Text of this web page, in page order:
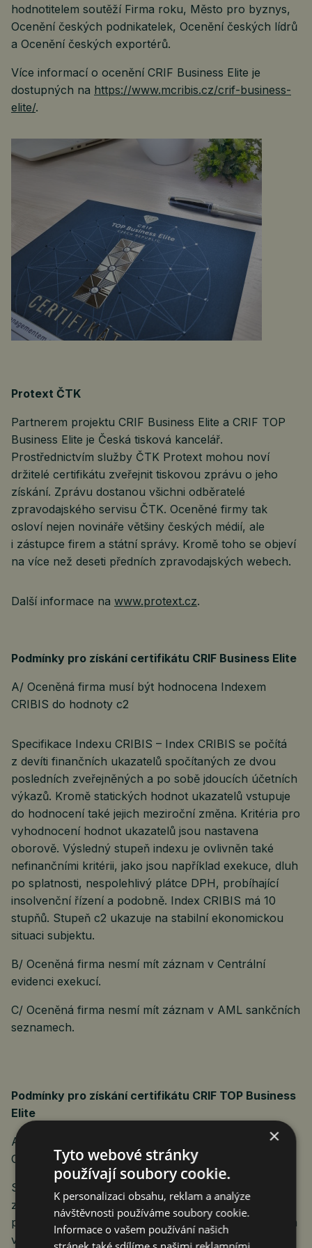
hodnotitelem soutěží Firma roku, Město pro byznys,
Ocenění českých podnikatelek, Ocenění českých lídrů
a Ocenění českých exportérů.
Více informací o ocenění CRIF Business Elite je
dostupných na https://www.mcribis.cz/crif-business-
elite/.
Protext ČTK
Partnerem projektu CRIF Business Elite a CRIF TOP
Business Elite je Česká tisková kancelář.
Prostřednictvím služby ČTK Protext mohou noví
držitelé certifikátu zveřejnit tiskovou zprávu o jeho
získání. Zprávu dostanou všichni odběratelé
zpravodajského servisu ČTK. Oceněné firmy tak
osloví nejen novináře většiny českých médií, ale
i zástupce firem a státní správy. Kromě toho se objeví
na více než deseti předních zpravodajských webech.
Další informace na www.protext.cz.
Podmínky pro získání certifikátu CRIF Business Elite
A/ Oceněná firma musí být hodnocena Indexem
CRIBIS do hodnoty c2
Specifikace Indexu CRIBIS – Index CRIBIS se počítá
z devíti finančních ukazatelů spočítaných ze dvou
posledních zveřejněných a po sobě jdoucích účetních
výkazů. Kromě statických hodnot ukazatelů vstupuje
do hodnocení také jejich meziroční změna. Kritéria pro
vyhodnocení hodnot ukazatelů jsou nastavena
oborově. Výsledný stupeň indexu je ovlivněn také
nefinančními kritérii, jako jsou například exekuce, dluh
po splatnosti, nespolehlivý plátce DPH, probíhající
insolvenční řízení a podobně. Index CRIBIS má 10
stupňů. Stupeň c2 ukazuje na stabilní ekonomickou
situaci subjektu.
B/ Oceněná firma nesmí mít záznam v Centrální
evidenci exekucí.
C/ Oceněná firma nesmí mít záznam v AML sankčních
seznamech.
Podmínky pro získání certifikátu CRIF TOP Business
Elite
A/ Oceněná firma musí být hodnocena Indexem
CRIBIS do hodnoty b2
Specifikace Indexu CRIBIS – Index CRIBIS se počítá
z devíti finančních ukazatelů spočítaných ze dvou
posledních zveřejněných a po sobě jdoucích účetních
výkazů. Kromě statických hodnot ukazatelů vstupuje
×
Tyto webové stránky
používají soubory cookie.
K personalizaci obsahu, reklam a analýze
návštěvnosti používáme soubory cookie.
Informace o vašem používání našich